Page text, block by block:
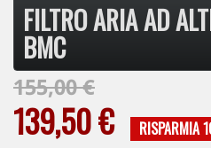
FILTRO ARIA AD
BMC
155,00 €
139,50 € RISPARMIA